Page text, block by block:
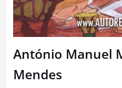
António Manuel
Mendes